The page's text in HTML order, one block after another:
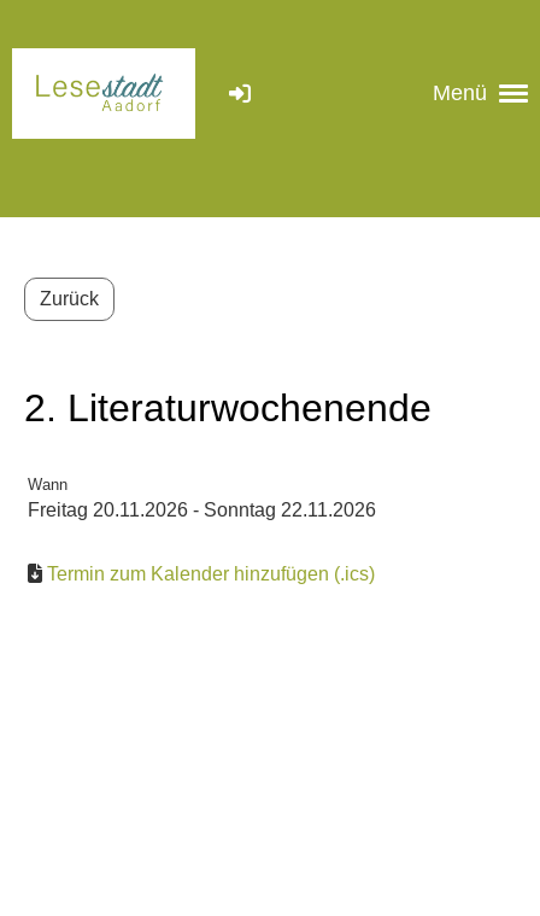
Menü
Zurück
2. Literaturwochenende
Wann
Freitag 20.11.2026 - Sonntag 22.11.2026
Termin zum Kalender hinzufügen (.ics)